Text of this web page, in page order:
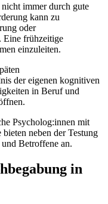
immer durch gute
kann zu
oder
Eine frühzeitige
einzuleiten.
der eigenen kognitiven
in Beruf und
Psycholog:innen mit
neben der Testung
Betroffene an.
in